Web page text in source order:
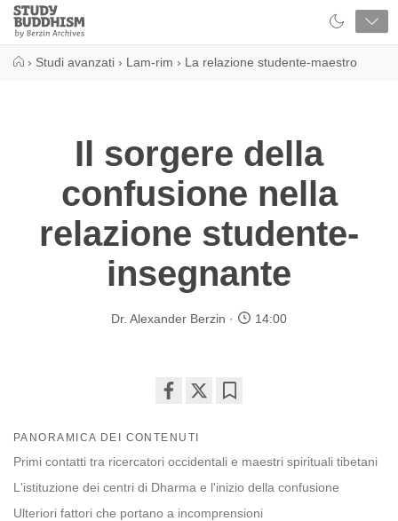
Close
Study
Buddhism
› Studi avanzati › Lam-rim › La relazione studente-maestro
Il sorgere della
confusione nella
relazione studente-
insegnante
Dr. Alexander Berzin 14:00
on
facebook
PANORAMICA DEI CONTENUTI
Primi contatti tra ricercatori occidentali e maestri spirituali tibetani
L'istituzione dei centri di Dharma e l'inizio della confusione
Ulteriori fattori che portano a incomprensioni